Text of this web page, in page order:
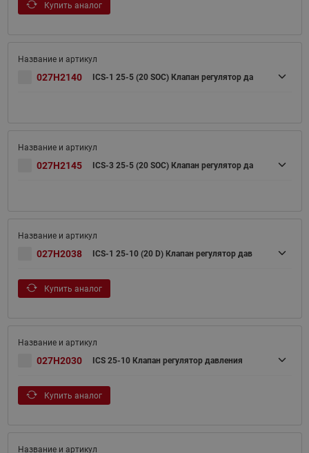
Купить аналог
027H2140 ICS-1 25-5 (20 SOC) Клапан регулятор да
027H2145 ICS-3 25-5 (20 SOC) Клапан регулятор да
027H2038 ICS-1 25-10 (20 D) Клапан регулятор дав
Купить аналог
027H2030 ICS 25-10 Клапан регулятор давления
Купить аналог